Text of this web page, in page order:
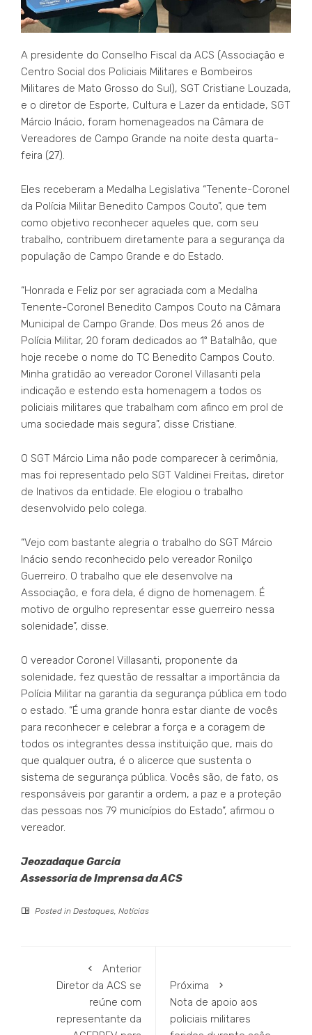
A presidente do Conselho Fiscal da ACS (Associação e
Centro Social dos Policiais Militares e Bombeiros
Militares de Mato Grosso do Sul), SGT Cristiane Louzada,
e o diretor de Esporte, Cultura e Lazer da entidade, SGT
Márcio Inácio, foram homenageados na Câmara de
Vereadores de Campo Grande na noite desta quarta-
feira (27).
Eles receberam a Medalha Legislativa “Tenente-Coronel
da Polícia Militar Benedito Campos Couto”, que tem
como objetivo reconhecer aqueles que, com seu
trabalho, contribuem diretamente para a segurança da
população de Campo Grande e do Estado.
“Honrada e Feliz por ser agraciada com a Medalha
Tenente-Coronel Benedito Campos Couto na Câmara
Municipal de Campo Grande. Dos meus 26 anos de
Polícia Militar, 20 foram dedicados ao 1º Batalhão, que
hoje recebe o nome do TC Benedito Campos Couto.
Minha gratidão ao vereador Coronel Villasanti pela
indicação e estendo esta homenagem a todos os
policiais militares que trabalham com afinco em prol de
uma sociedade mais segura”, disse Cristiane.
O SGT Márcio Lima não pode comparecer à cerimônia,
mas foi representado pelo SGT Valdinei Freitas, diretor
de Inativos da entidade. Ele elogiou o trabalho
desenvolvido pelo colega.
“Vejo com bastante alegria o trabalho do SGT Márcio
Inácio sendo reconhecido pelo vereador Ronilço
Guerreiro. O trabalho que ele desenvolve na
Associação, e fora dela, é digno de homenagem. É
motivo de orgulho representar esse guerreiro nessa
solenidade”, disse.
O vereador Coronel Villasanti, proponente da
solenidade, fez questão de ressaltar a importância da
Polícia Militar na garantia da segurança pública em todo
o estado. “É uma grande honra estar diante de vocês
para reconhecer e celebrar a força e a coragem de
todos os integrantes dessa instituição que, mais do
que qualquer outra, é o alicerce que sustenta o
sistema de segurança pública. Vocês são, de fato, os
responsáveis por garantir a ordem, a paz e a proteção
das pessoas nos 79 municípios do Estado”, afirmou o
vereador.
Jeozadaque Garcia
Assessoria de Imprensa da ACS
Posted in Destaques, Notícias
Anterior
Diretor da ACS se
reúne com
representante da
Próxima
Nota de apoio aos
policiais militares